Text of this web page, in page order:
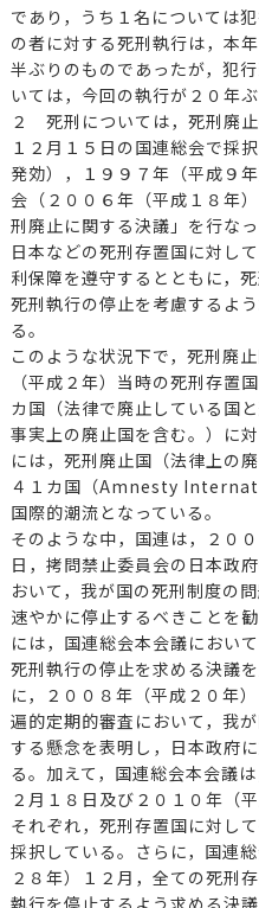
であり，うち１名については
の者に対する死刑執行は，本
半ぶりのものであったが，犯
いては，今回の執行が２０年
２ 死刑については，死刑廃止
１２月１５日の国連総会で採
発効），１９９７年（平成９
会（２００６年（平成１８年
刑廃止に関する決議」を行な
日本などの死刑存置国に対し
利保障を遵守するとともに，
死刑執行の停止を考慮するよ
る。
このような状況下で，死刑廃
（平成２年）当時の死刑存置
カ国（法律で廃止している国
事実上の廃止国を含む。）に
には，死刑廃止国（法律上の
４１カ国（Amnesty
国際的潮流となっている。
そのような中，国連は，２０
日，拷問禁止委員会の日本政
おいて，我が国の死刑制度の
速やかに停止するべきことを
には，国連総会本会議におい
死刑執行の停止を求める決議
に，２００８年（平成２０年
遍的定期的審査において，我
する懸念を表明し，日本政府
る。加えて，国連総会本会議
２月１８日及び２０１０年（
それぞれ，死刑存置国に対し
採択している。さらに，国連
２８年）１２月，全ての死刑
執行を停止するよう求める決